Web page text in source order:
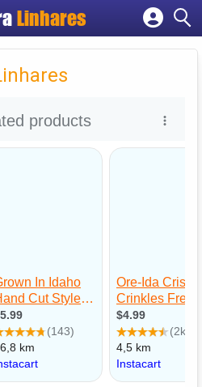
Linhares
Cadastrar empresa
Criar conta